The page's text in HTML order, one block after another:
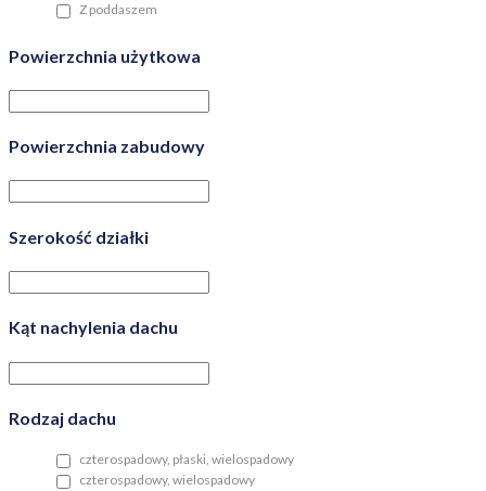
Z poddaszem
Powierzchnia użytkowa
Powierzchnia zabudowy
Szerokość działki
Kąt nachylenia dachu
Rodzaj dachu
czterospadowy, płaski, wielospadowy
czterospadowy, wielospadowy